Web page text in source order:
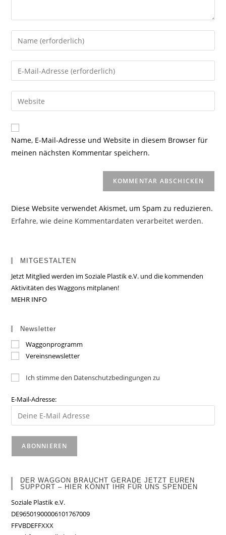
Gib
deinen
Namen
oder
zum
Kommentieren
ein
Gib
deine
E-
Mail-
zum
Kommentieren
ein
Gib
deine
Website-
URL
Name, E-Mail-Adresse und Website in diesem Browser für
meinen nächsten Kommentar speichern.
Diese Website verwendet Akismet, um Spam zu reduzieren.
Erfahre, wie deine Kommentardaten verarbeitet werden.
MITGESTALTEN
Jetzt Mitglied werden im Soziale Plastik e.V. und die kommenden
Aktivitäten des Waggons mitplanen!
MEHR INFO
Newsletter
Waggonprogramm
Vereinsnewsletter
Ich stimme den Datenschutzbedingungen zu
E-Mail-Adresse:
DER WAGGON BRAUCHT GERADE JETZT EUREN
SUPPORT – HIER KÖNNT IHR FÜR UNS SPENDEN
Soziale Plastik e.V.
DE96501900006101767009
FFVBDEFFXXX